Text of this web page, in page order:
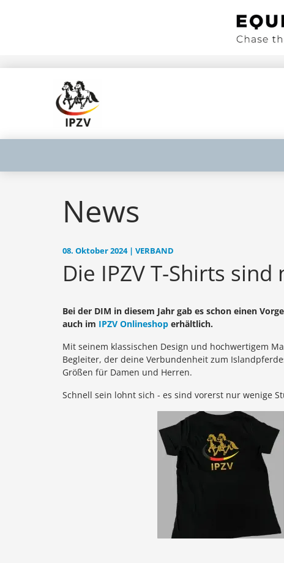
News
08. Oktober 2024 | VERBAND
Die IPZV T-Shirts
Bei der DIM in diesem Jahr gab es schon einen
auch im IPZV Onlineshop erhältlich.
Mit seinem klassischen Design und hochwertigem
Begleiter, der deine Verbundenheit zum
Größen für Damen und Herren.
Schnell sein lohnt sich - es sind vorerst nur wenige